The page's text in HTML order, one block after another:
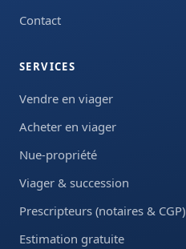
Contact
SERVICES
Vendre en viager
Acheter en viager
Nue-propriété
Viager & succession
Prescripteurs (notaires & CGP)
Estimation gratuite